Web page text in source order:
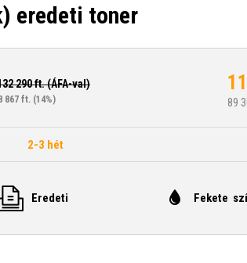
eredeti toner
290ft. (ÁFA-val)
867 ft. (14%) 89
2-3 hét
Eredeti Fekete